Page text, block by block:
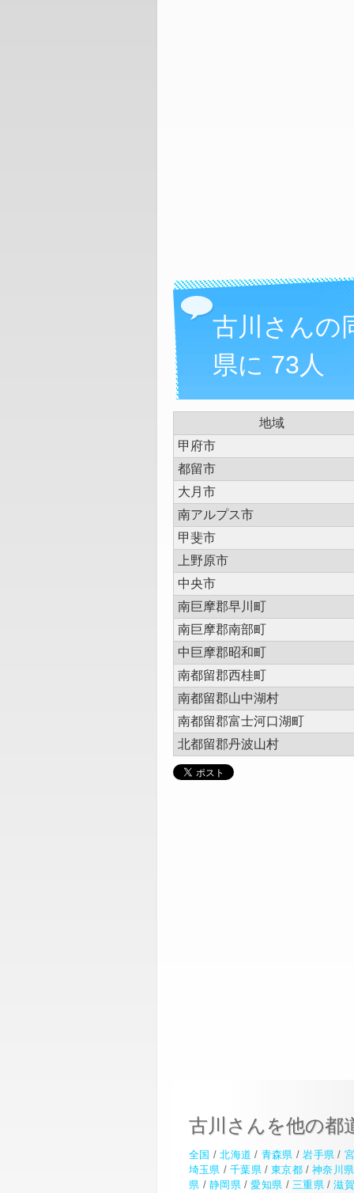
古川さんの
県に 73人
地域
甲府市
都留市
大月市
南アルプス市
甲斐市
上野原市
中央市
南巨摩郡早川町
南巨摩郡南部町
中巨摩郡昭和町
南都留郡西桂町
南都留郡山中湖村
南都留郡富士河口湖町
北都留郡丹波山村
古川さんを他の都
全国 /北海道 / 青森県 /岩手県 /
埼玉県 /千葉県/東京都/神奈川県
県 / 静岡県/愛知県 / 三重県/滋